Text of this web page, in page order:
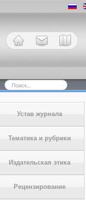
Устав журнала
Тематика и рубрики
Издательская этика
Рецензирование